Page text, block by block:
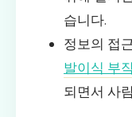
습니다.
정보의 접
발이식 부
되면서 사